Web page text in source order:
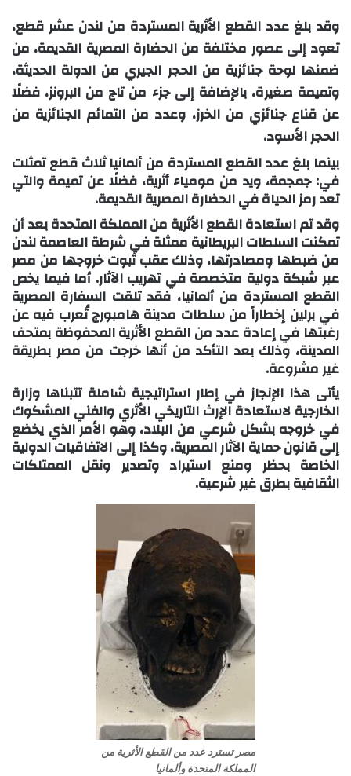
وقد بلغ عدد القطع الأثرية المستردة من لندن عشر قطع،
تعود إلى عصور مختلفة من الحضارة المصرية القديمة، من
ضمنها لوحة جنائزية من الحجر الجيري من الدولة الحديثة،
وتميمة صغيرة، بالإضافة إلى جزء من تاج من البرونز، فضلًا
عن قناع جنائزي من الخرز، وعدد من التمائم الجنائزية من
الحجر الأسود.
بينما بلغ عدد القطع المستردة من ألمانيا ثلاث قطع تمثلت
في: جمجمة، ويد من مومياء أثرية، فضلًا عن تميمة والتي
تعد رمز الحياة في الحضارة المصرية القديمة.
وقد تم استعادة القطع الأثرية من المملكة المتحدة بعد أن
تمكنت السلطات البريطانية ممثلة في شرطة العاصمة لندن
من ضبطها ومصادرتها، وذلك عقب ثبوت خروجها من مصر
عبر شبكة دولية متخصصة في تهريب الآثار. أما فيما يخص
القطع المستردة من ألمانيا، فقد تلقت السفارة المصرية
في برلين إخطاراً من سلطات مدينة هامبورج تُعرب فيه عن
رغبتها في إعادة عدد من القطع الأثرية المحفوظة بمتحف
المدينة، وذلك بعد التأكد من أنها خرجت من مصر بطريقة
غير مشروعة.
يأتى هذا الإنجاز في إطار استراتيجية شاملة تتبناها وزارة
الخارجية لاستعادة الإرث التاريخي الأثري والفني المشكوك
في خروجه بشكل شرعي من البلاد، وهو الأمر الذي يخضع
إلى قانون حماية الآثار المصرية، وكذا إلى الاتفاقيات الدولية
الخاصة بحظر ومنع استيراد وتصدير ونقل الممتلكات
الثقافية بطرق غير شرعية.
مصر تسترد عدد من القطع الأثرية من
المملكة المتحدة وألمانيا